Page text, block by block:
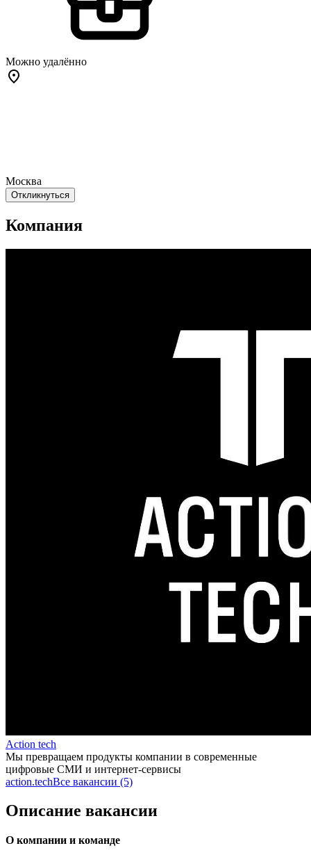
Можно удалённо
Москва
Откликнуться
Компания
Action tech
Мы превращаем продукты компании в современные
цифровые СМИ и интернет-сервисы
action.techВсе вакансии (5)
Описание вакансии
О компании и команде